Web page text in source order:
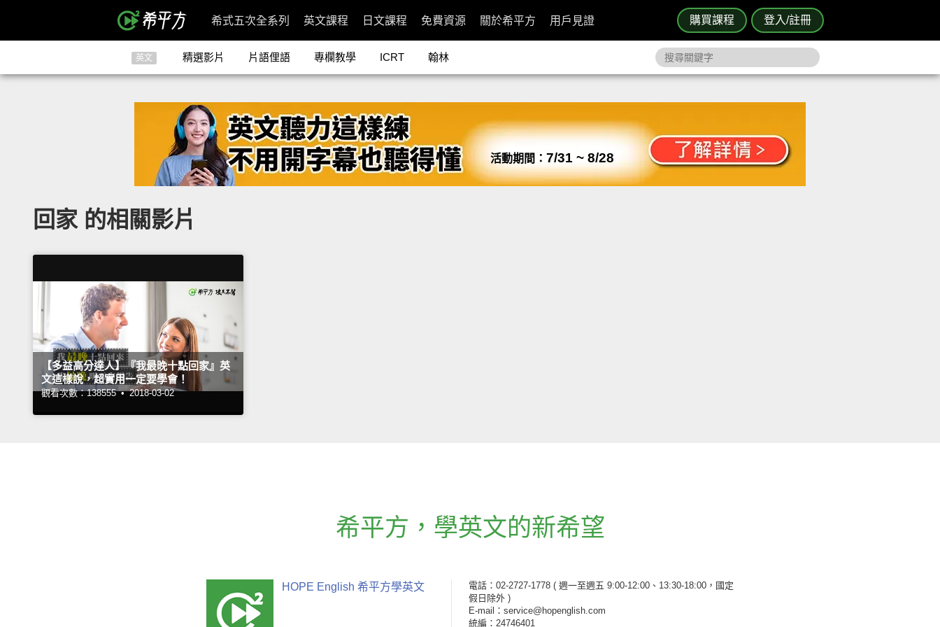
購買課程 登入/註冊
希式五次全系列 英文課程 日文課程 免費資源 關於希平方 用戶見證
英文 精選影片 片語俚語 專欄教學 ICRT 翰林
活動期間： 7/31 ~ 8/28
回家 的相關影片
【多益高分達人】『我最晚十點回家』英
文這樣說，超實用一定要學會！
觀看次數：138555 • 2018-03-02
希平方 ， 學英文的新希望
HOPE English 希平方學英文 電話：02-2727-1778 ( 週一至週五 9:00-12:00、13:30-18:00，國定
假日除外 )
E-mail：service@hopenglish.com
統編：24746401